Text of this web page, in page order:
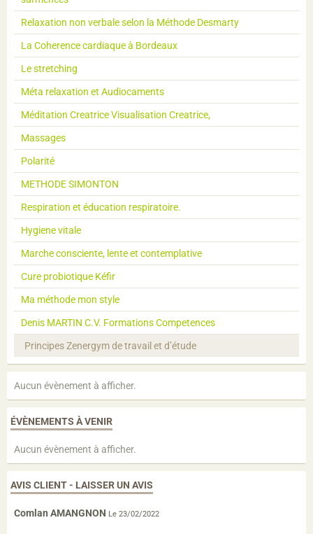
Relaxation non verbale selon la Méthode Desmarty
La Coherence cardiaque à Bordeaux
Le stretching
Méta relaxation et Audiocaments
Méditation Creatrice Visualisation Creatrice,
Massages
Polarité
METHODE SIMONTON
Respiration et éducation respiratoire.
Hygiene vitale
Marche consciente, lente et contemplative
Cure probiotique Kéfir
Ma méthode mon style
Denis MARTIN C.V. Formations Competences
Principes Zenergym de travail et d’étude
Aucun évènement à afficher.
ÉVÈNEMENTS À VENIR
Aucun évènement à afficher.
AVIS CLIENT - LAISSER UN AVIS
Comlan AMANGNON Le 23/02/2022